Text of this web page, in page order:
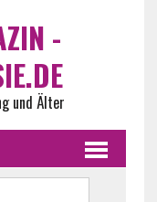
-
und Älter